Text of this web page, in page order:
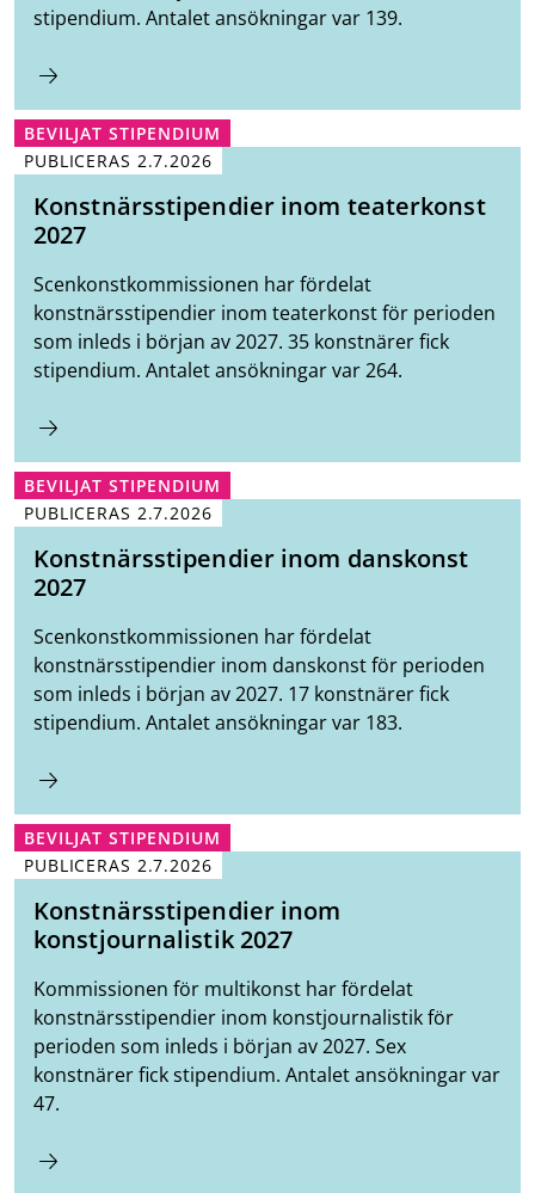
stipendium. Antalet ansökningar var 139.
BEVILJAT STIPENDIUM
PUBLICERAS 2.7.2026
Konstnärsstipendier inom teaterkonst
2027
Scenkonstkommissionen har fördelat
konstnärsstipendier inom teaterkonst för perioden
som inleds i början av 2027. 35 konstnärer fick
stipendium. Antalet ansökningar var 264.
BEVILJAT STIPENDIUM
PUBLICERAS 2.7.2026
Konstnärsstipendier inom danskonst
2027
Scenkonstkommissionen har fördelat
konstnärsstipendier inom danskonst för perioden
som inleds i början av 2027. 17 konstnärer fick
stipendium. Antalet ansökningar var 183.
BEVILJAT STIPENDIUM
PUBLICERAS 2.7.2026
Konstnärsstipendier inom
konstjournalistik 2027
Kommissionen för multikonst har fördelat
konstnärsstipendier inom konstjournalistik för
perioden som inleds i början av 2027. Sex
konstnärer fick stipendium. Antalet ansökningar var
47.